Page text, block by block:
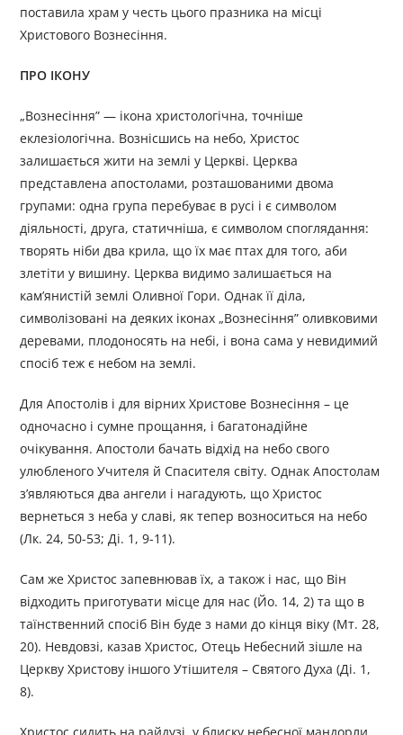
поставила храм у честь цього празника на місці
Христового Вознесіння.
ПРО ІКОНУ
„Вознесіння” — ікона христологічна, точніше
еклезіологічна. Вознісшись на небо, Христос
залишається жити на землі у Церкві. Церква
представлена апостолами, розташованими двома
групами: одна група перебуває в русі і є символом
діяльності, друга, статичніша, є символом споглядання:
творять ніби два крила, що їх має птах для того, аби
злетіти у вишину. Церква видимо залишається на
кам’янистій землі Оливної Гори. Однак її діла,
символізовані на деяких іконах „Вознесіння” оливковими
деревами, плодоносять на небі, і вона сама у невидимий
спосіб теж є небом на землі.
Для Апостолів і для вірних Христове Вознесіння – це
одночасно і сумне прощання, і багатонадійне
очікування. Апостоли бачать відхід на небо свого
улюбленого Учителя й Спасителя світу. Однак Апостолам
з’являються два ангели і нагадують, що Христос
вернеться з неба у славі, як тепер возноситься на небо
(Лк. 24, 50-53; Ді. 1, 9-11).
Сам же Христос запевнював їх, а також і нас, що Він
відходить приготувати місце для нас (Йо. 14, 2) та що в
таїнственний спосіб Він буде з нами до кінця віку (Мт. 28,
20). Невдовзі, казав Христос, Отець Небесний зішле на
Церкву Христову іншого Утішителя – Святого Духа (Ді. 1,
8).